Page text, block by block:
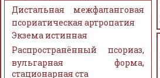
Дистальная межфаланговая
псориатическая артропатия
Экзема истинная
Распространённый псориаз,
вульгарная форма,
стационарная ста